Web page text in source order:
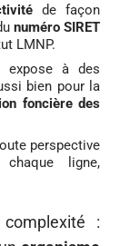
de façon
numéro SIRET
LMNP.
expose à des
bien pour la
foncière des
perspective
chaque ligne,
: